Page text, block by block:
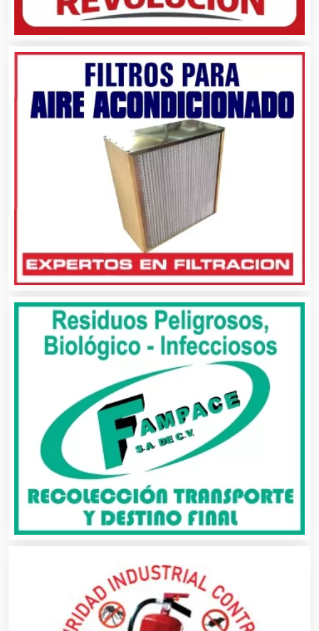
Alquiler de Equipos para Fiestas
Alquiler de Sillas y Mesas
Alquiler de Trajes de Etiqueta
Alta Costura
Ambulancias
Análisis Clínicos
Análisis de Aguas
Animadores de Eventos
Aparatos y Equipos Eléctricos
Artes Gráficas